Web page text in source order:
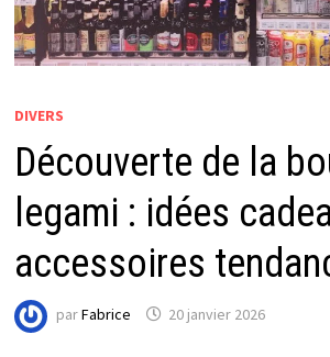
DIVERS
Découverte de la
legami : idées
accessoires
parFabrice 20 janvier 2026